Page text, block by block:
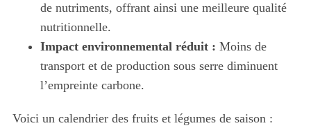
de nutriments, offrant ainsi une meilleure qualité
nutritionnelle.
Impact environnemental réduit : Moins de
transport et de production sous serre diminuent
l’empreinte carbone.
Voici un calendrier des fruits et légumes de saison :